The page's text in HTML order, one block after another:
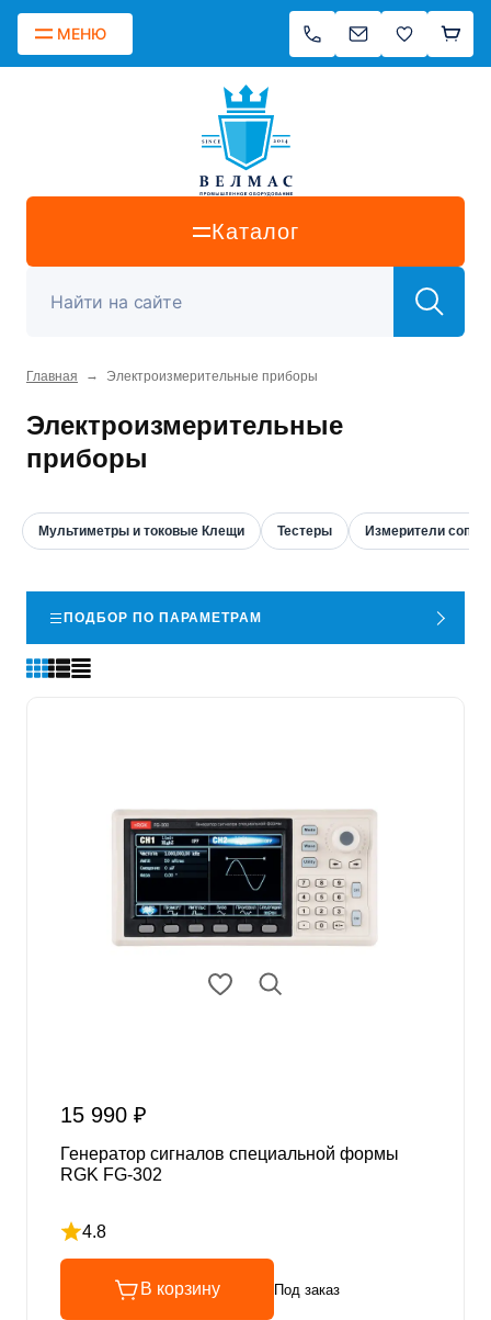
МЕНЮ
Каталог
Главная → Электроизмерительные приборы
Электроизмерительные
приборы
Мультиметры и токовые Клещи Тестеры Измерители
ПОДБОР ПО ПАРАМЕТРАМ
15 990 ₽
Генератор сигналов специальной формы
RGK FG-302
4.8
Рейтинг 4.8 из 5
В корзину Под заказ